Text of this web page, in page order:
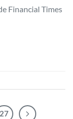
Financial Times
27